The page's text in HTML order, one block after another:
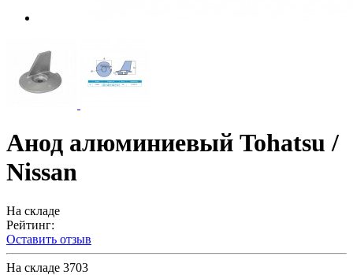
Анод алюминиевый Tohatsu /
Nissan
На складе
Рейтинг:
Оставить отзыв
На складе 3703